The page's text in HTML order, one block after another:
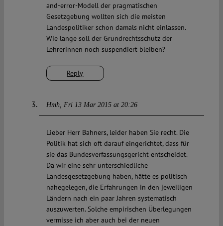
Reply
and-error-Modell der pragmatischen
Gesetzgebung wollten sich die meisten
Landespolitiker schon damals nicht einlassen.
Wie lange soll der Grundrechtsschutz der
Lehrerinnen noch suspendiert bleiben?
Hmh Fri 13 Mar 2015 at 20:26
Lieber Herr Bahners, leider haben Sie recht. Die
Politik hat sich oft darauf eingerichtet, dass für
sie das Bundesverfassungsgericht entscheidet.
Da wir eine sehr unterschiedliche
Landesgesetzgebung haben, hätte es politisch
nahegelegen, die Erfahrungen in den jeweiligen
Ländern nach ein paar Jahren systematisch
auszuwerten. Solche empirischen Überlegungen
vermisse ich aber auch bei der neuen